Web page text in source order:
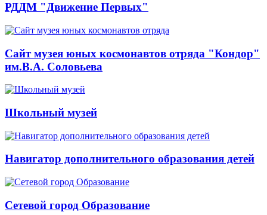
РДДМ "Движение Первых"
Сайт музея юных космонавтов отряда "Кондор"
им.В.А. Соловьева
Школьный музей
Навигатор дополнительного образования детей
Сетевой город Образование